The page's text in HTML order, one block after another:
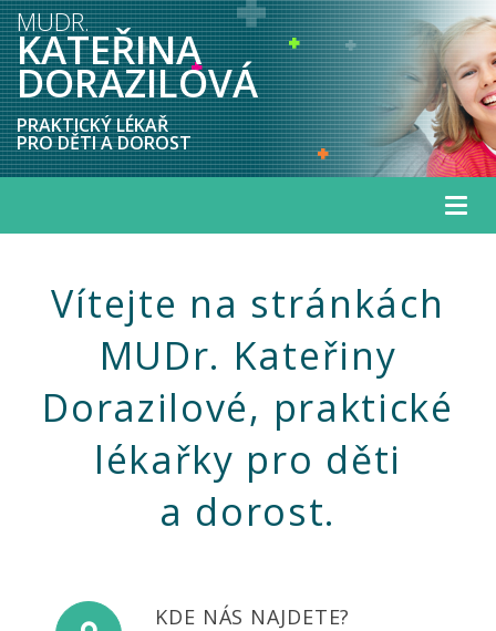
MUDR.
KATEŘINA
DORAZILOVÁ
PRAKTICKÝ LÉKAŘ
PRO DĚTI A DOROST
Vítejte na stránkách
MUDr. Kateřiny
Dorazilové, praktické
lékařky pro děti
a dorost.
KDE NÁS NAJDETE?